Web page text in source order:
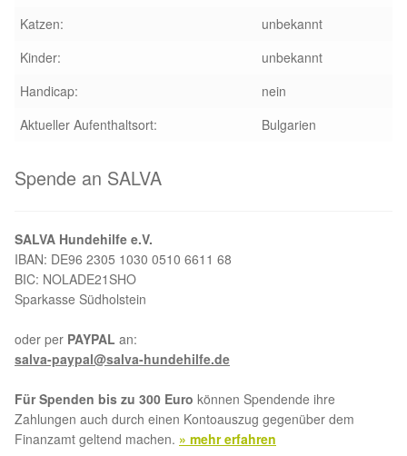
Partnertierheim La Linea in Spanien
Aktion „Hilfe La Linea“
Updates „Hilfe La Linea“
Katzen:
unbekannt
Kinder:
unbekannt
Handicap:
nein
Aktueller Aufenthaltsort:
Bulgarien
Spende an SALVA
SALVA Hundehilfe e.V.
IBAN: DE96 2305 1030 0510 6611 68
BIC: NOLADE21SHO
Sparkasse Südholstein
oder per PAYPAL an:
salva-paypal@salva-hundehilfe.de
Für Spenden bis zu 300 Euro können Spendende ihre
Zahlungen auch durch einen Kontoauszug gegenüber dem
Finanzamt geltend machen. » mehr erfahren